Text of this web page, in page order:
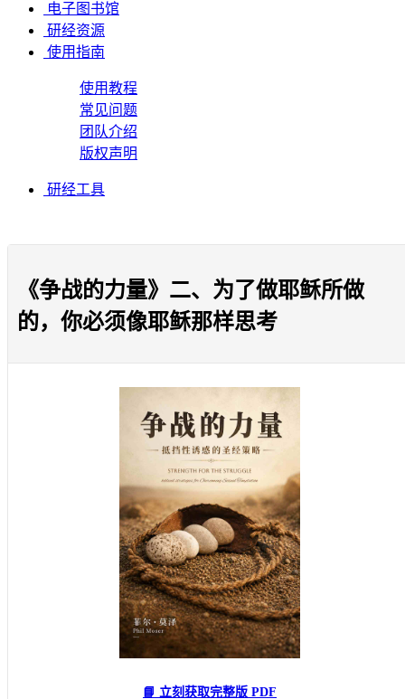
电子图书馆
研经资源
使用指南
使用教程
常见问题
团队介绍
版权声明
研经工具
《争战的力量》二、为了做耶稣所做
的，你必须像耶稣那样思考
📘 立刻获取完整版 PDF